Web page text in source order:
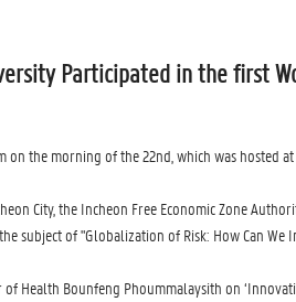
Participated in the first
the morning of the 22nd, which was hosted at
City, the Incheon Free Economic Zone
subject of "Globalization of Risk: How Can We
Bounfeng Phoummalaysith on